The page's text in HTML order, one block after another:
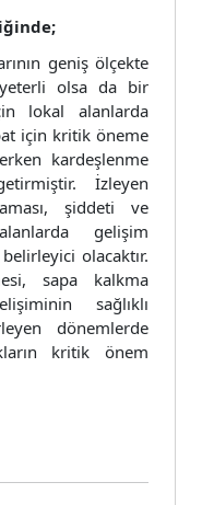
geniş ölçekte
olsa da bir
lokal alanlarda
için kritik öneme
kardeşlenme
İzleyen
şiddeti ve
gelişim
olacaktır.
sapa kalkma
sağlıklı
dönemlerde
kritik önem